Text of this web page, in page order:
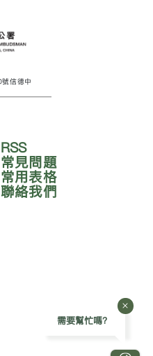
信德中
RSS
常見問題
常用表格
聯絡我們
需要幫忙嗎?